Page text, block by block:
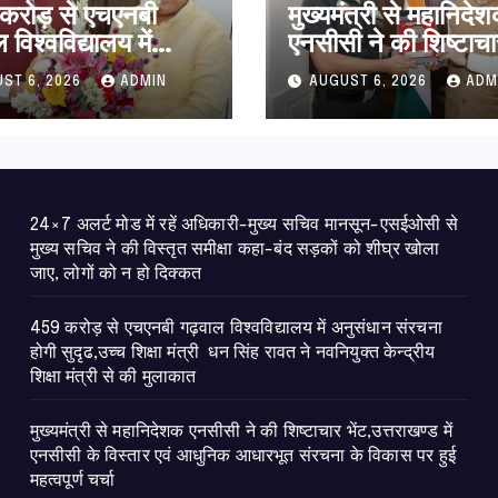
से एचएनबी
में
संरचना होगी
शिक्षा मंत्री धन
ने नवनियुक्त
6, 2026 ADMIN
मुख्यमंत्री से
एनसीसी ने की
भेंट,उत्तराखण्ड में
विस्तार एवं आधुनिक
आधारभूत संरचना के
AUGUST 6, 2026
24×7 अलर्ट मोड में रहें अधिकारी-मुख्य सचिव मानसून-एसईओसी से
मुख्य सचिव ने की विस्तृत समीक्षा कहा-बंद सड़कों को शीघ्र खोला
जाए, लोगों को न हो दिक्कत
459 करोड़ से एचएनबी गढ़वाल विश्वविद्यालय में अनुसंधान संरचना
होगी सुदृढ,उच्च शिक्षा मंत्री धन सिंह रावत ने नवनियुक्त केन्द्रीय
शिक्षा मंत्री से की मुलाकात
मुख्यमंत्री से महानिदेशक एनसीसी ने की शिष्टाचार भेंट,उत्तराखण्ड में
एनसीसी के विस्तार एवं आधुनिक आधारभूत संरचना के विकास पर हुई
महत्वपूर्ण चर्चा